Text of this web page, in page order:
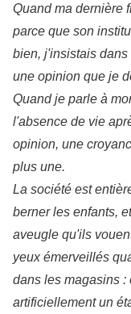
Quand ma dernière
parce que son
bien, j'insistais
une opinion que je
Quand je parle à
l'absence de vie
opinion, une
plus une.
La société est
berner les enfants,
aveugle qu'ils
yeux émerveillés
dans les magasins :
artificiellement un